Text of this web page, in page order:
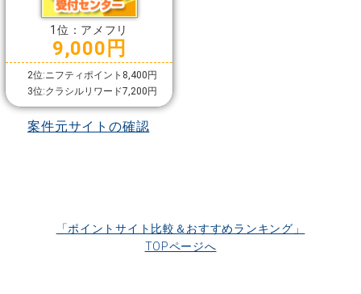
1位：アメフリ
9,000円
2位:ニフティポイント8,400円
3位:クラシルリワード7,200円
案件元サイトの確認
「ポイントサイト比較＆おすすめランキング」
TOPページへ